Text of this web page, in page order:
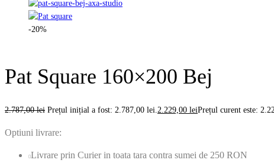
-20%
Pat Square 160×200 Bej
2.787,00lei Prețul inițial a fost: 2.787,00 lei.2.229,00 leiPrețul curent este:
Optiuni livrare:
Livrare prin Curier in toata tara contra sumei de 250 RON